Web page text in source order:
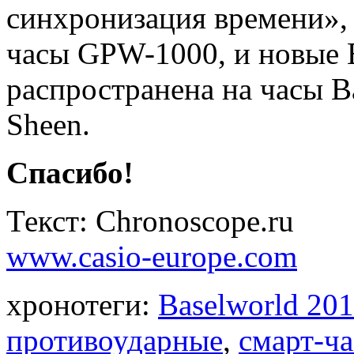
синхронизация
часы GPW-1000, и новые
распространена на часы
Sheen.
Спасибо!
Текст: Chronoscope.ru
www.casio-europe.com
хронотеги: Baselworld
противоударные, смарт-